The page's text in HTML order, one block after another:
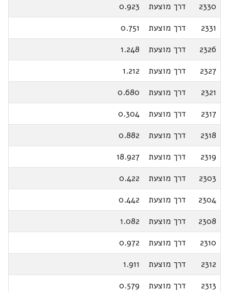
2330
דרך מוצעת
0.923
2331
דרך מוצעת
0.751
2326
דרך מוצעת
1.248
2327
דרך מוצעת
1.212
2321
דרך מוצעת
0.680
2317
דרך מוצעת
0.304
2318
דרך מוצעת
0.882
2319
דרך מוצעת
18.927
2303
דרך מוצעת
0.422
2304
דרך מוצעת
0.442
2308
דרך מוצעת
1.082
2310
דרך מוצעת
0.972
2312
דרך מוצעת
1.911
2313
דרך מוצעת
0.579